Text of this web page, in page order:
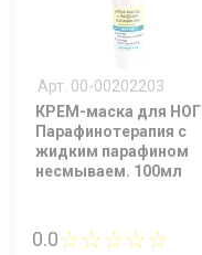
Арт. 00-00202203
КРЕМ-маска для НОГ
Парафинотерапия с
жидким парафином
несмываем. 100мл
0.0☆☆☆☆☆